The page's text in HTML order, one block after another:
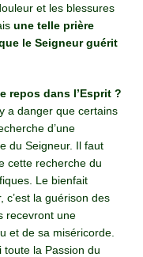
et les blessures
une telle prière
le Seigneur guérit
repos dans l’Esprit ?
a danger que certains
d’une
du Seigneur. Il faut
cette recherche du
Le bienfait
c’est la guérison des
recevront une
et de sa miséricorde.
toute la Passion du